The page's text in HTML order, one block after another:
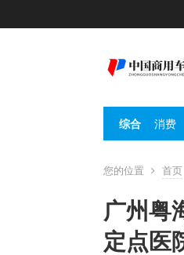
综合 消费
您的位置 首页
广州粤
定点医